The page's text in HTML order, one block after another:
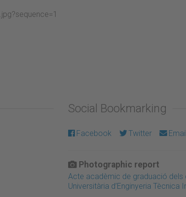
Social Bookmarking
Facebook Twitter Email
Photographic report
Acte acadèmic de graduació dels
Universitària d’Enginyeria Tècnica